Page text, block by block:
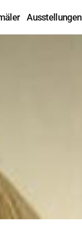
Ausstellungen